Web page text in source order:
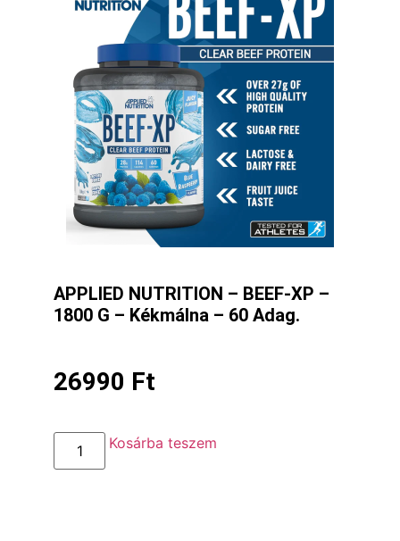
APPLIED NUTRITION – BEEF-XP –
1800 G – Kékmálna – 60 Adag.
26990 Ft
Kosárba teszem